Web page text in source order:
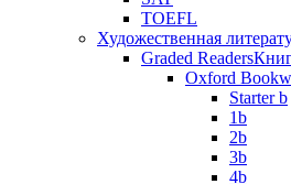
TOEFL
Художественная
Graded Readers
Oxford
Starter b
1b
2b
3b
4b